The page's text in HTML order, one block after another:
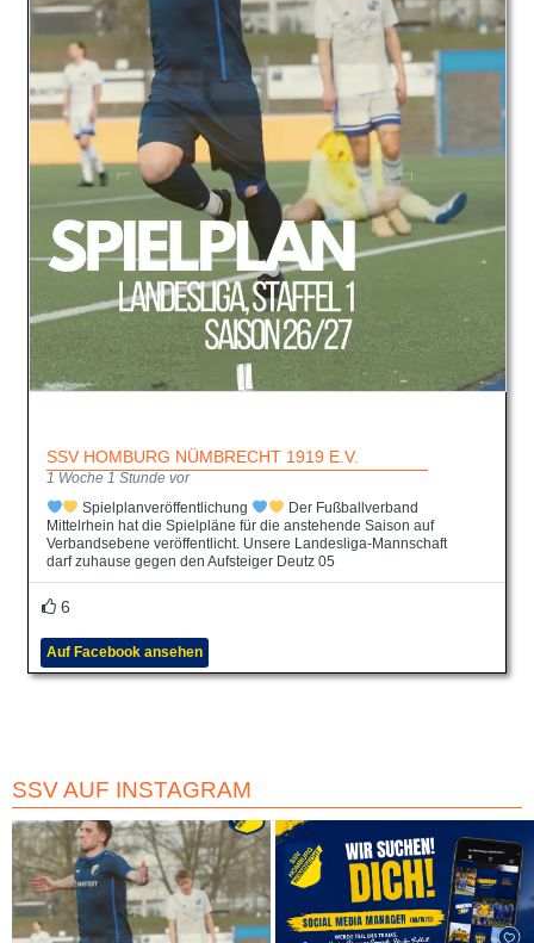
SSV HOMBURG NÜMBRECHT 1919 E.V.
1 Woche 1 Stunde vor
Spielplanveröffentlichung
Der Fußballverband
Mittelrhein hat die Spielpläne für die anstehende Saison auf
Verbandsebene veröffentlicht. Unsere Landesliga-Mannschaft
darf zuhause gegen den Aufsteiger Deutz 05
6
Auf Facebook ansehen
SSV AUF INSTAGRAM